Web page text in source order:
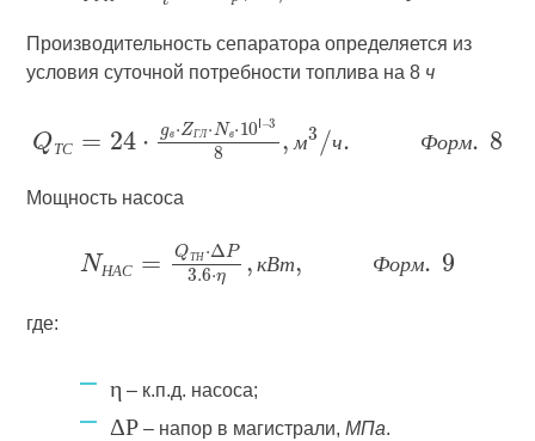
Производительность сепаратора определяется из
условия суточной потребности топлива на 8 ч
в ГЛ в
м ч Ф о рм
Мощность насоса
ТН
кВт Ф орм
где:
η – к.п.д. насоса;
ΔP – напор в магистрали,МПа.